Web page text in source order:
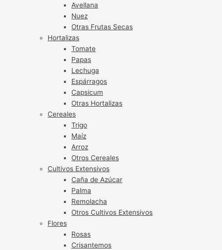
Avellana
Nuez
Otras Frutas Secas
Hortalizas
Tomate
Papas
Lechuga
Espárragos
Capsicum
Otras Hortalizas
Cereales
Trigo
Maíz
Arroz
Otros Cereales
Cultivos Extensivos
Caña de Azúcar
Palma
Remolacha
Otros Cultivos Extensivos
Flores
Rosas
Crisantemos